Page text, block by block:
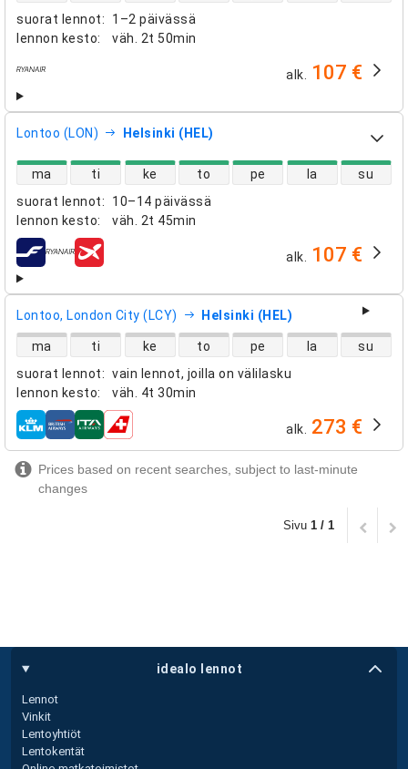
suorat lennot:
1–2 päivässä
lennon kesto: väh. 2t 50min
alk. 107 €
Lontoo (LON) Helsinki (HEL)
suorat lennot:
10–14 päivässä
lennon kesto: väh. 2t 45min
suorien lentojen saatavuus
ma ti ke to pe la su
lentoyhtiöt alk. 107 €
Lontoo, London City (LCY) Helsinki (HEL)
suorat lennot: vain lennot, joilla on välilasku
lennon kesto: väh. 4t 30min
suorien lentojen saatavuus
ma ti ke to pe la su
lentoyhtiöt alk. 273 €
Prices based on recent searches, subject to last-minute
changes
Sivu 1 / 1
idealo lennot
Lennot
Vinkit
Lentoyhtiöt
Lentokentät